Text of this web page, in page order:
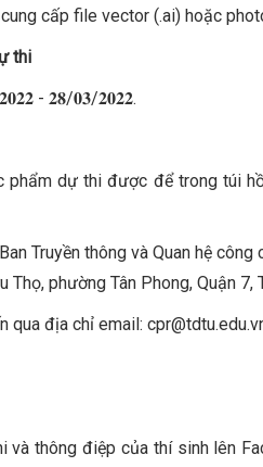
cấp file vector (.ai) hoặc
thi
- 𝟐𝟖/𝟎𝟑/𝟐𝟎𝟐𝟐.
phẩm dự thi được để trong túi
Truyền thông và Quan hệ
phường Tân Phong, Quận 7,
qua địa chỉ email:
và thông điệp của thí sinh lên